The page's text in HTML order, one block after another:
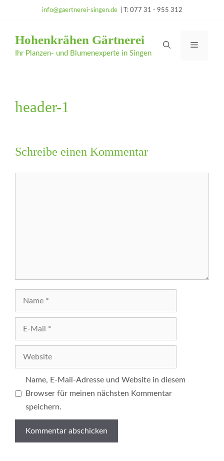
info@gaertnerei-singen.de| T: 077 31 - 955 312
Hohenkrähen Gärtnerei
Ihr Planzen- und Blumenexperte in Singen
Menü
header-1
Schreibe einen Kommentar
Name, E-Mail-Adresse und Website in diesem
Browser für meinen nächsten Kommentar
speichern.